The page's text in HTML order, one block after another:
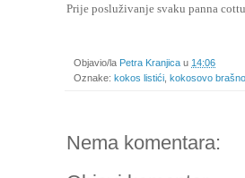
Prije posluživanje svaku panna
Objavio/la Petra Kranjica u 14:06
Oznake: kokos listići kokosovo brašno
Nema komentara: